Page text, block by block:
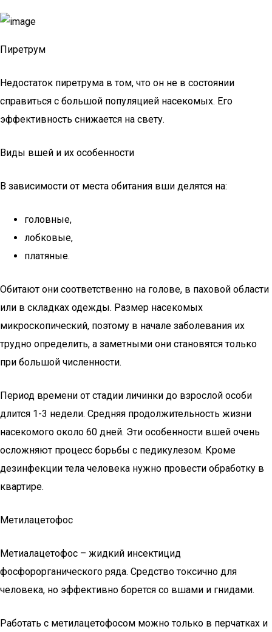
Пиретрум
Недостаток пиретрума в том, что он не в состоянии
справиться с большой популяцией насекомых. Его
эффективность снижается на свету.
Виды вшей и их особенности
В зависимости от места обитания вши делятся на:
головные,
лобковые,
платяные.
Обитают они соответственно на голове, в паховой области
или в складках одежды. Размер насекомых
микроскопический, поэтому в начале заболевания их
трудно определить, а заметными они становятся только
при большой численности.
Период времени от стадии личинки до взрослой особи
длится 1-3 недели. Средняя продолжительность жизни
насекомого около 60 дней. Эти особенности вшей очень
осложняют процесс борьбы с педикулезом. Кроме
дезинфекции тела человека нужно провести обработку в
квартире.
Метилацетофос
Метиалацетофос – жидкий инсектицид
фосфорорганического ряда. Средство токсично для
человека, но эффективно борется со вшами и гнидами.
Работать с метилацетофосом можно только в перчатках и